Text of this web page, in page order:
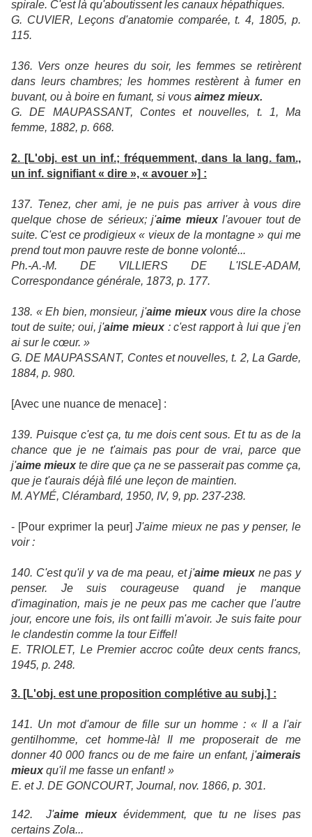
spirale. C'est là qu'aboutissent les canaux hépathiques.
G. CUVIER, Leçons d'anatomie comparée, t. 4, 1805, p.
115.
136. Vers onze heures du soir, les femmes se retirèrent
dans leurs chambres; les hommes restèrent à fumer en
buvant, ou à boire en fumant, si vous aimez mieux.
G. DE MAUPASSANT, Contes et nouvelles, t. 1, Ma
femme, 1882, p. 668.
2. [L'obj. est un inf.; fréquemment, dans la lang. fam.,
un inf. signifiant « dire », « avouer »] :
137. Tenez, cher ami, je ne puis pas arriver à vous dire
quelque chose de sérieux; j'aime mieuxl'avouer tout de
suite. C'est ce prodigieux « vieux de la montagne » qui me
prend tout mon pauvre reste de bonne volonté...
Ph.-A.-M. DE VILLIERS DE L'ISLE-ADAM,
Correspondance générale, 1873, p. 177.
138. « Eh bien, monsieur, j'aime mieuxvous dire la chose
tout de suite; oui, j'aime mieux: c'est rapport à lui que j'en
ai sur le cœur. »
G. DE MAUPASSANT, Contes et nouvelles, t. 2, La Garde,
1884, p. 980.
[Avec une nuance de menace] :
139. Puisque c'est ça, tu me dois cent sous. Et tu as de la
chance que je ne t'aimais pas pour de vrai, parce que
j'aime mieux te dire que ça ne se passerait pas comme ça,
que je t'aurais déjà filé une leçon de maintien.
M. AYMÉ, Clérambard, 1950, IV, 9, pp. 237-238.
- [Pour exprimer la peur] J'aime mieux ne pas y penser, le
voir :
140. C'est qu'il y va de ma peau, et j'aime mieuxne pas y
penser. Je suis courageuse quand je manque
d'imagination, mais je ne peux pas me cacher que l'autre
jour, encore une fois, ils ont failli m'avoir. Je suis faite pour
le clandestin comme la tour Eiffel!
E. TRIOLET, Le Premier accroc coûte deux cents francs,
1945, p. 248.
3. [L'obj. est une proposition complétive au subj.] :
141. Un mot d'amour de fille sur un homme : « Il a l'air
gentilhomme, cet homme-là! Il me proposerait de me
donner 40 000 francs ou de me faire un enfant, j'aimerais
mieux qu'il me fasse un enfant! »
E. et J. DE GONCOURT, Journal, nov. 1866, p. 301.
142. J'aime mieux évidemment, que tu ne lises pas
certains Zola...